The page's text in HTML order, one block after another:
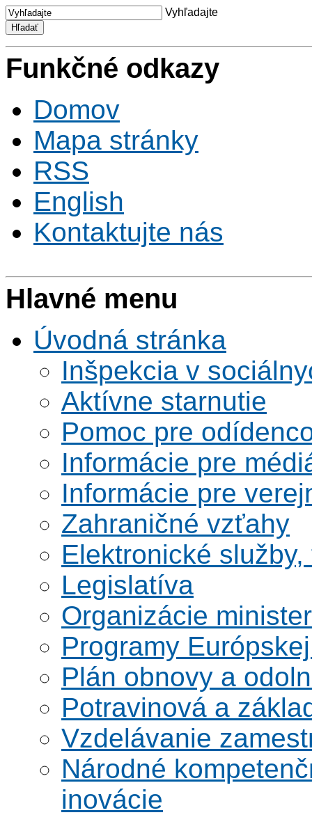
Vyhľadajte
Funkčné odkazy
Domov
Mapa stránky
RSS
English
Kontaktujte nás
Hlavné menu
Úvodná stránka
Inšpekcia v
Aktívne starnutie
Pomoc pre
Informácie pre
Informácie pre
Zahraničné vzťahy
Elektronické
Legislatíva
Organizácie
Programy
Plán obnovy a
Potravinová a
Vzdelávanie
Národné
inovácie